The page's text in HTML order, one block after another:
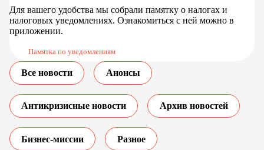
Для вашего удобства мы собрали памятку о налогах и
налоговых уведомлениях. Ознакомиться с ней можно в
приложении.
Памятка по уведомлениям
Все новости Анонсы
Антикризисные новости Архив новостей
Бизнес-миссии Разное